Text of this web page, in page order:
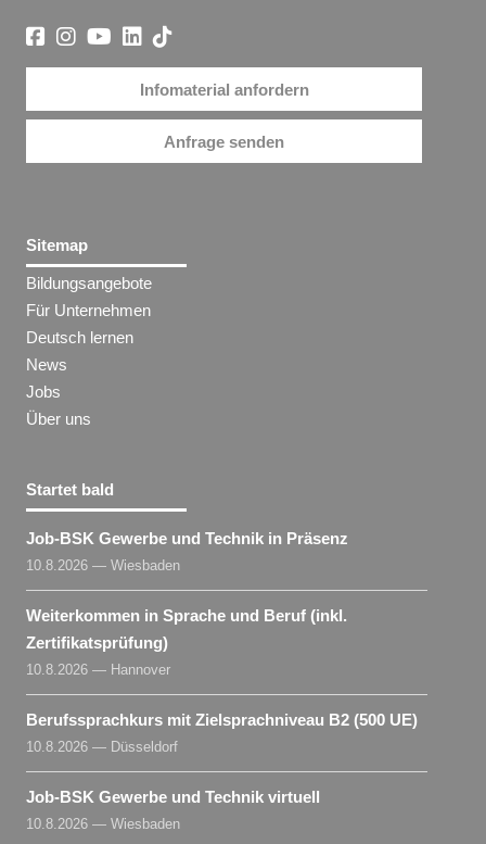
Infomaterial anfordern
Anfrage senden
Sitemap
Bildungsangebote
Für Unternehmen
Deutsch lernen
News
Jobs
Über uns
Startet bald
Job-BSK Gewerbe und Technik in Präsenz
10.8.2026 — Wiesbaden
Weiterkommen in Sprache und Beruf (inkl.
Zertifikatsprüfung)
10.8.2026 — Hannover
Berufssprachkurs mit Zielsprachniveau B2 (500 UE)
10.8.2026 — Düsseldorf
Job-BSK Gewerbe und Technik virtuell
10.8.2026 — Wiesbaden